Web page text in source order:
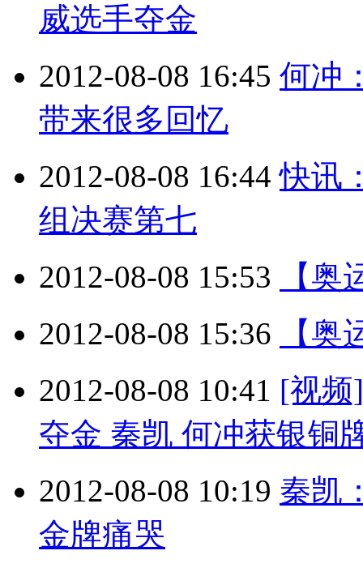
威选手夺金
2012-08-08 16:45 何冲
带来很多回忆
2012-08-08 16:44 快讯
组决赛第七
2012-08-08 15:53
【
2012-08-08 15:36
【
2012-08-08 10:41 [视频
夺金 秦凯 何冲获银铜
2012-08-08 10:19 秦凯
金牌痛哭